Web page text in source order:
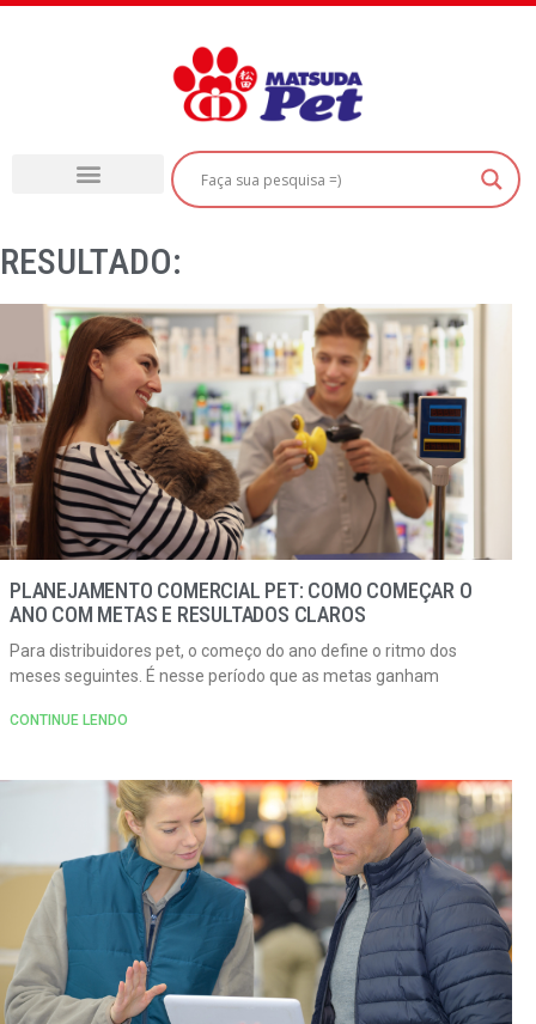
RESULTADO:
PLANEJAMENTO COMERCIAL PET: COMO COMEÇAR O
ANO COM METAS E RESULTADOS CLAROS
Para distribuidores pet, o começo do ano define o ritmo dos
meses seguintes. É nesse período que as metas ganham
CONTINUE LENDO